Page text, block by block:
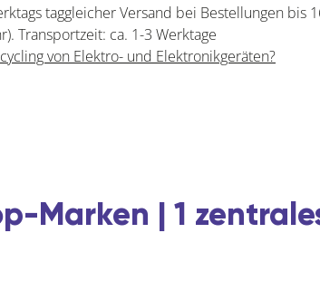
taggleicher Versand bei Bestellungen bis
Transportzeit: ca. 1-3 Werktage
von Elektro- und Elektronikgeräten?
Marken | 1